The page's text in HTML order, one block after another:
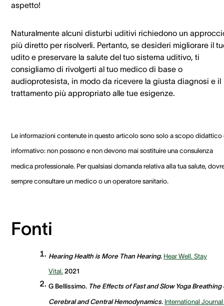
aspetto!
Naturalmente alcuni disturbi uditivi richiedono un
più diretto per risolverli. Pertanto, se desideri migliorare il
udito e preservare la salute del tuo sistema uditivo, ti
consigliamo di rivolgerti al tuo medico di base o
audioprotesista, in modo da ricevere la giusta diagnosi e il
trattamento più appropriato alle tue esigenze.
Le informazioni contenute in questo articolo sono solo a scopo didattico
informativo: non possono e non devono mai sostituire una consulenza
medica professionale. Per qualsiasi domanda relativa alla tua salute,
sempre consultare un medico o un operatore sanitario.
Fonti
Hearing Health is More Than Hearing. Hear Well. Stay
Vital. 2021
G Bellissimo. The Effects of Fast and Slow Yoga Breathing
Cerebral and Central Hemodynamics. International